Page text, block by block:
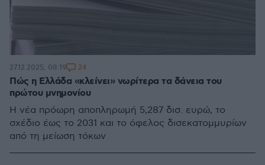
Πώς η Ελλάδα «κλείνει» νωρίτερα τα δάνεια του
πρώτου μνημονίου
Η νέα πρόωρη αποπληρωμή 5,287 δισ. ευρώ, το
σχέδιο έως το 2031 και το όφελος δισεκατομμυρίων
από τη μείωση τόκων
27.12.2025, 08:19 24